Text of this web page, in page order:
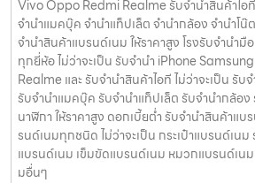
Vivo Oppo Redmi Realme รับจำนำสินค้าไอที
จำนำแมคบุ๊ค จำนำแท็ปเล็ต จำนำกล้อง จำนำโน๊
จำนำสินค้าแบรนด์เนม ให้ราคาสูง โรงรับจำนำ
ทุกยี่ห้อ ไม่ว่าจะเป็น รับจำนำ iPhone
Realme และ รับจำนำสินค้าไอที ไม่ว่าจะเป็น รับ
รับจำนำแมคบุ๊ค รับจำนำแท็ปเล็ต รับจำนำกล้อง
นาฬิกา ให้ราคาสูง ดอกเบี้ยต่ำ รับจำนำสินค้าแ
รนด์เนมทุกชนิด ไม่ว่าจะเป็น กระเป๋าแบรนด์เนม
แบรนด์เนม เข็มขัดแบรนด์เนม หมวกแบรนด์เน
มอื่นๆ